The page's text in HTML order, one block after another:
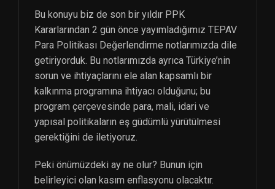
Bu konuyu biz de son bir yıldır PPK
Kararlarından 2 gün önce yayımladığımız TEPAV
Para Politikası Değerlendirme notlarımızda dile
getiriyorduk. Bu notlarımızda ayrıca Türkiye’nin
sorun ve ihtiyaçlarını ele alan kapsamlı bir
kalkınma programına ihtiyacı olduğunu; bu
program çerçevesinde para, mali, idari ve
yapısal politikaların eş güdümlü yürütülmesi
gerektiğini de iletiyoruz.
Peki önümüzdeki ay ne olur? Bunun için
belirleyici olan kasım enflasyonu olacaktır.